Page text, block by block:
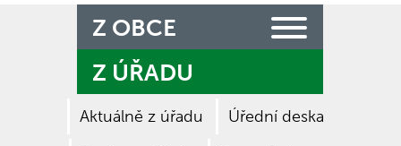
Zpět na titulní stranu
Z OBCE
Z ÚŘADU
Aktuálně z úřadu Úřední deska